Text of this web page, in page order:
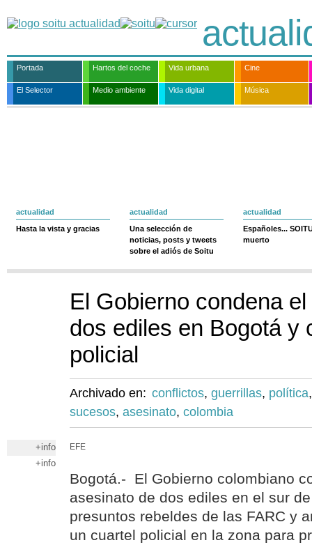
Portada Hartos del coche Vida urbana Cine
El Selector Medio ambiente Vida digital Música
actualidad
Hasta la vista y gracias
actualidad
Una selección de
noticias, posts y tweets
sobre el adiós de Soitu
actualidad
Españoles...
muerto
El Gobierno condena
dos ediles en Bogotá y
policial
Archivado en: conflictos, guerrillas, política
sucesos, asesinato, colombia
+info
+info
EFE
Bogotá.- El Gobierno colombiano
asesinato de dos ediles en el sur
presuntos rebeldes de las FARC y
un cuartel policial en la zona para